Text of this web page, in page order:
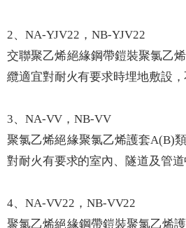
2、NA-YJV22，NB-YJV22
交聯聚乙烯絕緣鋼帶鎧裝聚氯乙
纜適宜對耐火有要求時埋地敷設，
3、NA-VV，NB-VV
聚氯乙烯絕緣聚氯乙烯護套A(B)
對耐火有要求的室內、隧道及管道
4、NA-VV22，NB-VV22
聚氯乙烯絕緣鋼帶鎧裝聚氯乙烯